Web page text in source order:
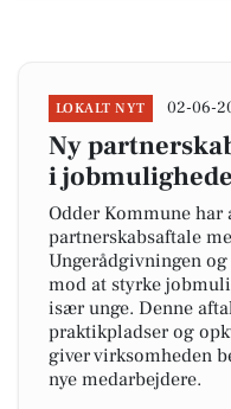
LOKALT NYT 02-06-
Ny
i
Odder Kommune har
partnerskabsaftale
Ungerådgivningen
mod at styrke
især unge. Denne
praktikpladser og
giver virksomheden
nye medarbejdere.